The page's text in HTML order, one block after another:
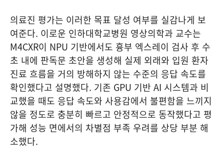
의료진 평가는 이러한 목표 달성 여부를 실감나게 보
여준다. 이로운 인하대학교병원 영상의학과 교수는
M4CXR이 NPU 기반에서도 흉부 엑스레이 검사 후 수
초 내에 판독문 초안을 생성해 실제 외래와 입원 환자
진료 흐름을 거의 방해하지 않는 수준의 응답 속도를
확인했다고 설명했다. 기존 GPU 기반 AI 시스템과 비
교했을 때도 응답 속도와 사용감에서 불편함을 느끼지
않을 정도로 충분히 빠르고 안정적으로 동작했다고 평
가해 성능 면에서의 차별점 부족 우려를 상당 부분 해
소했다.